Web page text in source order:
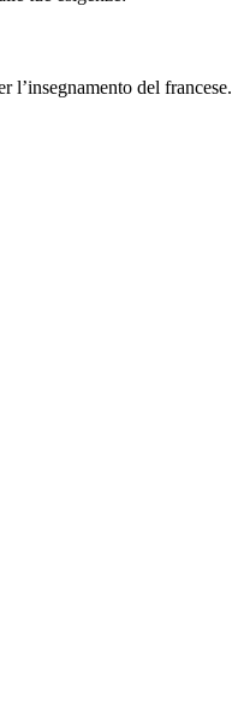
del francese.